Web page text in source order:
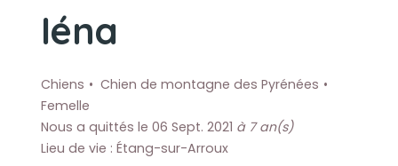
Iéna
Chiens
Chien de montagne des Pyrénées
Femelle
Nous a quittés le 06 Sept. 2021 à 7 an(s)
Lieu de vie : Étang-sur-Arroux